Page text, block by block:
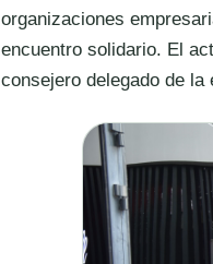
organizaciones
encuentro solidario. El
consejero delegado de